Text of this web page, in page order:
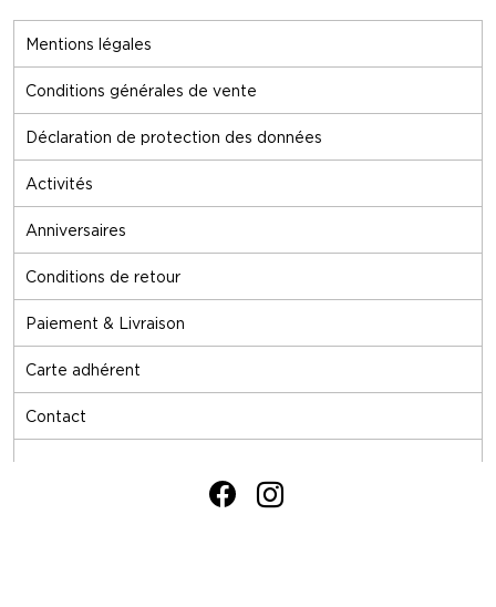
Mentions légales
Conditions générales de vente
Déclaration de protection des données
Activités
Anniversaires
Conditions de retour
Paiement & Livraison
Carte adhérent
Contact